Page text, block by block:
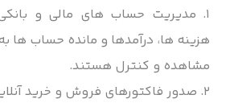
۱. مدیریت حساب های مالی و
هزینه ها، درآمدها و مانده حساب ها
مشاهده و کنترل هستند.
۲. صدور فاکتورهای فروش و خرید